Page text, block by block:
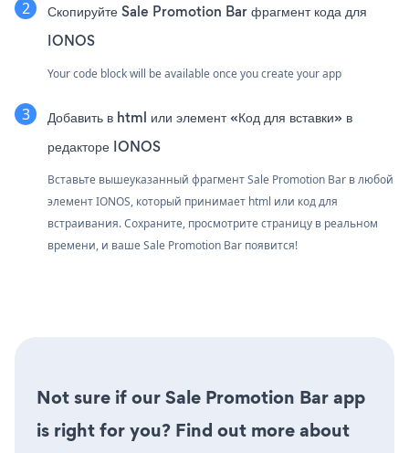
Скопируйте Sale Promotion Bar фрагмент кода для
IONOS
Your code block will be available once you create your app
Добавить в html или элемент «Код для вставки» в
редакторе IONOS
Вставьте вышеуказанный фрагмент Sale Promotion Bar в любой
элемент IONOS, который принимает html или код для
встраивания. Сохраните, просмотрите страницу в реальном
времени, и ваше Sale Promotion Bar появится!
Not sure if our Sale Promotion Bar app
is right for you? Find out more about